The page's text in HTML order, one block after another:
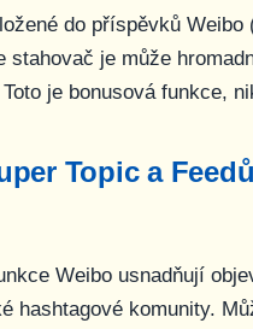
do příspěvků Weibo
stahovač je může
je bonusová funkce,
Topic a
Weibo usnadňují
hashtagové komunity.